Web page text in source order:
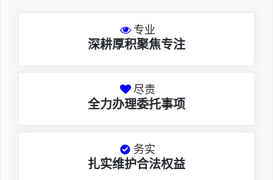
专业
深耕厚积聚焦专注
尽责
全力办理委托事项
务实
扎实维护合法权益